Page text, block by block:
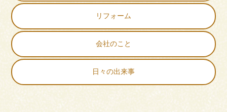
リフォーム
会社のこと
日々の出来事